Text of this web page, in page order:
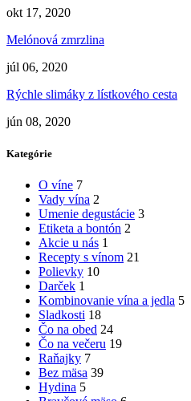
okt 17, 2020
Melónová zmrzlina
júl 06, 2020
Rýchle slimáky z lístkového cesta
jún 08, 2020
Kategórie
O víne 7
Vady vína 2
Umenie degustácie 3
Etiketa a bontón 2
Akcie u nás 1
Recepty s vínom 21
Polievky 10
Darček 1
Kombinovanie vína a jedla 5
Sladkosti 18
Čo na obed 24
Čo na večeru 19
Raňajky 7
Bez mäsa 39
Hydina 5